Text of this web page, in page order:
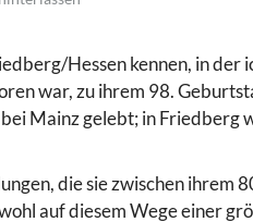
Hessen kennen, in der
war, zu ihrem 98.
Mainz gelebt; in Friedberg
die sie zwischen ihrem
auf diesem Wege einer